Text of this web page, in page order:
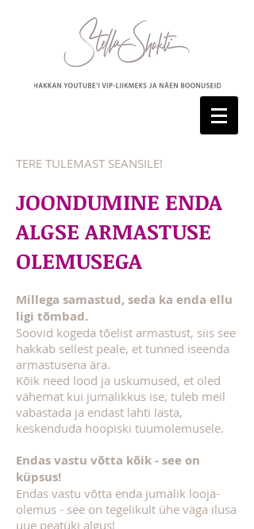
TERE TULEMAST SEANSILE!
JOONDUMINE ENDA
ALGSE ARMASTUSE
OLEMUSEGA
Millega samastud, seda ka enda ellu
ligi tõmbad.
Soovid kogeda tõelist armastust, siis see
hakkab sellest peale, et tunned iseenda
armastusena ära.
Kõik need lood ja uskumused, et oled
vähemat kui jumalikkus ise, tuleb meil
vabastada ja endast lahti lasta,
keskenduda hoopiski tuumolemusele.
Endas vastu võtta kõik - see on
küpsus!
Endas vastu võtta enda jumalik looja-
olemus - see on tegelikult ühe väga ilusa
uue peatüki algus!